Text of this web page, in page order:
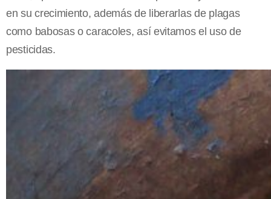
en su crecimiento, además de liberarlas de plagas
como babosas o caracoles, así evitamos el uso de
pesticidas.